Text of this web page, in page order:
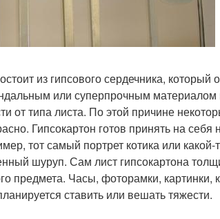
из гипсового сердечника, который
или суперпрочным материалом
от типа листа. По этой причине
Гипсокартон готов принять на себя
тот самый портрет котика или какой-
шуруп. Сам лист гипсокартона
предмета. Часы, фоторамки, картинки,
ставить или вешать тяжести.